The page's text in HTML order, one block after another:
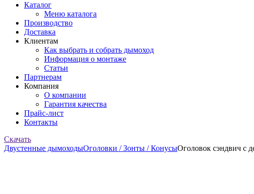
Каталог
Меню каталога
Производство
Доставка
Клиентам
Как выбрать и собрать дымоход
Информация о монтаже
Статьи
Партнерам
Компания
О компании
Гарантия качества
Прайс-лист
Контакты
Скачать
Двустенные дымоходыОголовки / Зонты / КонусыОголовок сэндвич с